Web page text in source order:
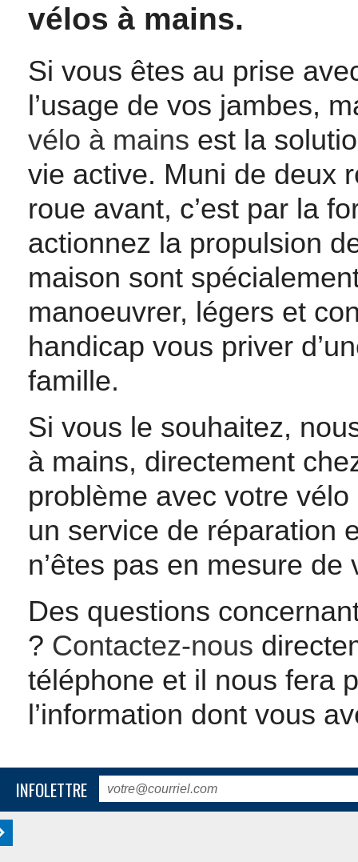
vélos à mains.
Si vous êtes au prise
l’usage de vos jambes,
vélo à mains est la
vie active. Muni de deux
roue avant, c’est par la
actionnez la propulsion
maison sont
manoeuvrer, légers et
handicap vous priver
famille.
Si vous le souhaitez,
à mains, directement
problème avec votre
un service de réparation
n’êtes pas en mesure de
Des questions
? Contactez-nous
téléphone et il nous fera
l’information dont vous
INFOLETTRE